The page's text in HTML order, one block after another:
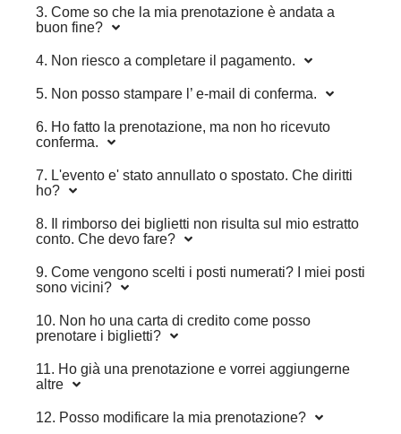
3. Come so che la mia prenotazione è andata a
buon fine?
4. Non riesco a completare il pagamento.
5. Non posso stampare l’ e-mail di conferma.
6. Ho fatto la prenotazione, ma non ho ricevuto
conferma.
7. L'evento e' stato annullato o spostato. Che diritti
ho?
8. Il rimborso dei biglietti non risulta sul mio estratto
conto. Che devo fare?
9. Come vengono scelti i posti numerati? I miei posti
sono vicini?
10. Non ho una carta di credito come posso
prenotare i biglietti?
11. Ho già una prenotazione e vorrei aggiungerne
altre
12. Posso modificare la mia prenotazione?